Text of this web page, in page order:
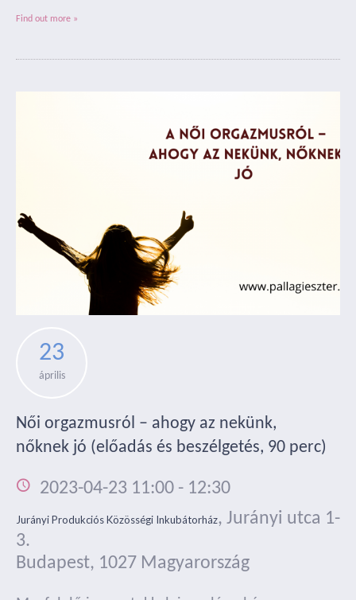
Find out more »
23
április
Női orgazmusról – ahogy az nekünk,
nőknek jó (előadás és beszélgetés, 90 perc)
2023-04-23 11:00 - 12:30
Jurányi Produkciós Közösségi Inkubátorház, Jurányi utca 1-
3.
Budapest, 1027 Magyarország